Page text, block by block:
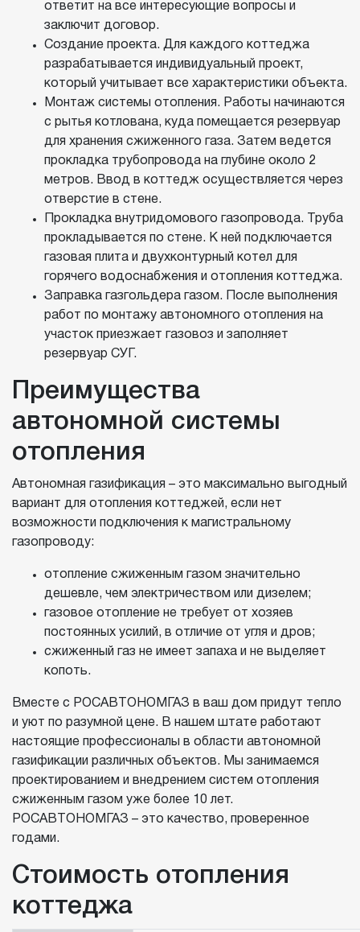
ответит на все интересующие вопросы и
заключит договор.
Создание проекта. Для каждого коттеджа
разрабатывается индивидуальный проект,
который учитывает все характеристики объекта.
Монтаж системы отопления. Работы начинаются
с рытья котлована, куда помещается резервуар
для хранения сжиженного газа. Затем ведется
прокладка трубопровода на глубине около 2
метров. Ввод в коттедж осуществляется через
отверстие в стене.
Прокладка внутридомового газопровода. Труба
прокладывается по стене. К ней подключается
газовая плита и двухконтурный котел для
горячего водоснабжения и отопления коттеджа.
Заправка газгольдера газом. После выполнения
работ по монтажу автономного отопления на
участок приезжает газовоз и заполняет
резервуар СУГ.
Преимущества
автономной системы
отопления
Автономная газификация – это максимально выгодный
вариант для отопления коттеджей, если нет
возможности подключения к магистральному
газопроводу:
отопление сжиженным газом значительно
дешевле, чем электричеством или дизелем;
газовое отопление не требует от хозяев
постоянных усилий, в отличие от угля и дров;
сжиженный газ не имеет запаха и не выделяет
копоть.
Вместе с РОСАВТОНОМГАЗ в ваш дом придут тепло
и уют по разумной цене. В нашем штате работают
настоящие профессионалы в области автономной
газификации различных объектов. Мы занимаемся
проектированием и внедрением систем отопления
сжиженным газом уже более 10 лет.
РОСАВТОНОМГАЗ – это качество, проверенное
годами.
Стоимость отопления
коттеджа